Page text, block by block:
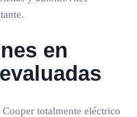
en
totalmente eléctrico